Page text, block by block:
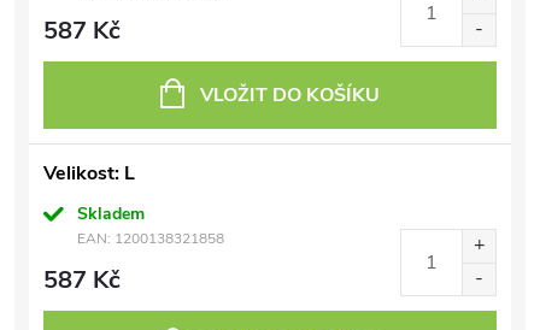
587 Kč
VLOŽIT DO KOŠÍKU
Velikost: L
Skladem
EAN: 1200138321858
587 Kč